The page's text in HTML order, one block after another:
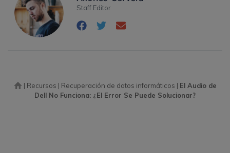
Staff Editor
| Recursos | Recuperación de datos informáticos | El Audio de
Dell No Funciona: ¿El Error Se Puede Solucionar?